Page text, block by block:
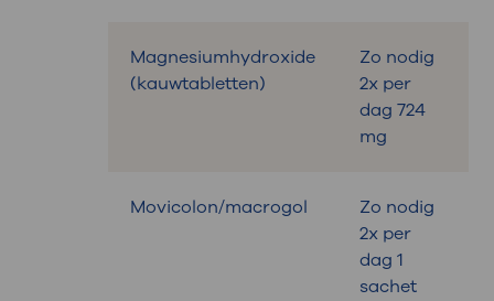
Magnesiumhydroxide
(kauwtabletten)
Zo nodig
2x per
dag 724
mg
Movicolon/macrogol
Zo nodig
2x per
dag 1
sachet